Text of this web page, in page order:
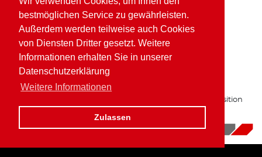
bestmöglichen Service zu gewährleisten.
Außerdem werden teilweise auch Cookies
von Diensten Dritter gesetzt. Weitere
Informationen erhalten Sie in unserer
Datenschutzerklärung
Weitere Informationen
Zulassen
Pole Position und schnellste Runde für
Kaufmann in der VLN
Zum zweiten Mal in Folge auf bester Gruppe H Startposition
16.10.2017| News